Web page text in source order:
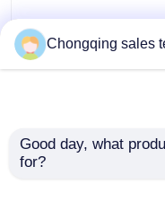
CE YR500-4 Motore
induzione del rotore
ferita ad alta coppia
Chongqing sales
Good day, what
for?